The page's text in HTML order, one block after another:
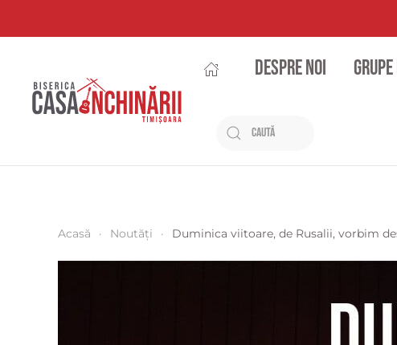
Despre noi
Acasă Noutăți Duminica viitoare, de Rusalii, vorbim